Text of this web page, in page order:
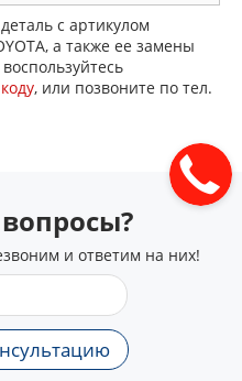
с артикулом
а также ее замены
, или позвоните по тел.
и ответим на них!